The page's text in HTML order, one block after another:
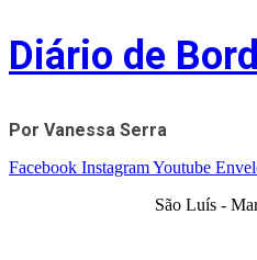
Skip
to
content
Diário de
Por Vanessa Serra
Facebook InstagramYoutube
São Luís -